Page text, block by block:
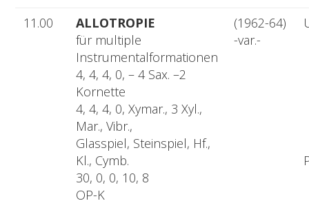
11.00
ALLOTROPIE
für multiple
Instrumentalformationen
4, 4, 4, 0, – 4 Sax. –2
Kornette
4, 4, 4, 0, Xymar., 3 Xyl.,
Mar., Vibr.,
Glasspiel, Steinspiel, Hf.,
Kl., Cymb.
30, 0, 0, 10, 8
OP-K
(1962-64)
-var.-